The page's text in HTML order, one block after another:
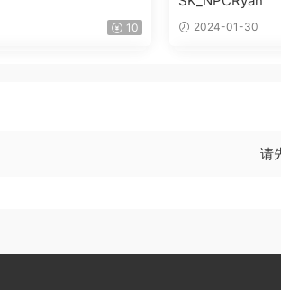
10 2024-01-30
请